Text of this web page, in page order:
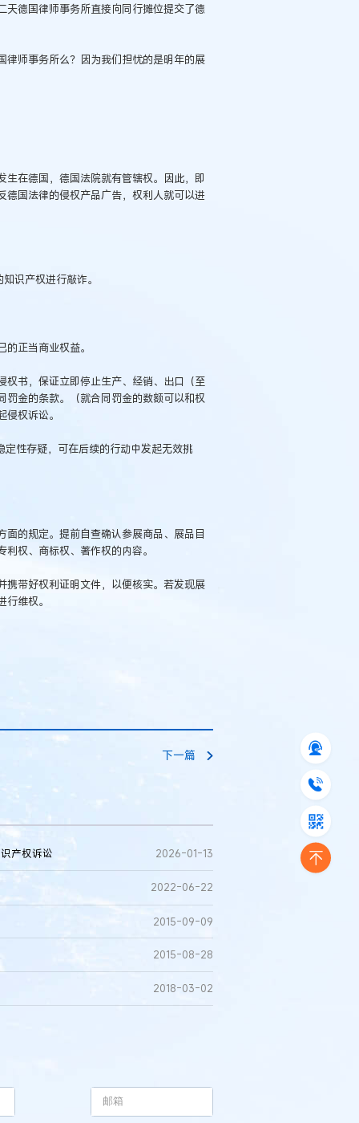
天德国律师事务所直接向同行摊位提交了德
律师事务所么？因为我们担忧的是明年的展
在德国，德国法院就有管辖权。因此，即
德国法律的侵权产品广告，权利人就可以进
识产权进行敲诈。
正当商业权益。
权书，保证立即停止生产、经销、出口（至
罚金的条款。（就合同罚金的数额可以和权
权诉讼。
性存疑，可在后续的行动中发起无效挑
的规定。提前自查确认参展商品、展品目
权、商标权、著作权的内容。
携带好权利证明文件，以便核实。若发现展
维权。
下一篇
产权诉讼 2026-01-13
2022-06-22
2015-09-09
2015-08-28
2018-03-02